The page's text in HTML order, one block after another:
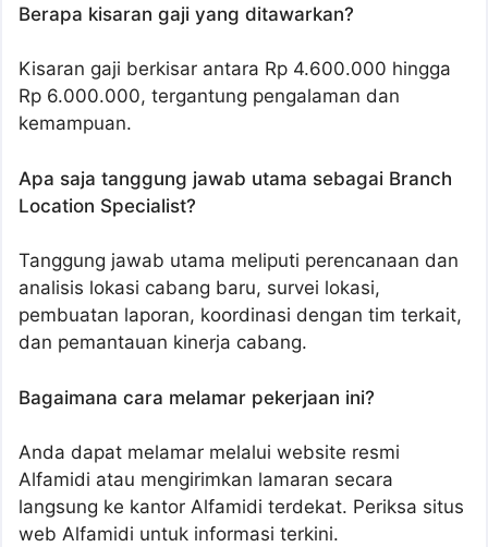
Berapa kisaran gaji yang ditawarkan?
Kisaran gaji berkisar antara Rp 4.600.000 hingga
Rp 6.000.000, tergantung pengalaman dan
kemampuan.
Apa saja tanggung jawab utama sebagai Branch
Location Specialist?
Tanggung jawab utama meliputi perencanaan dan
analisis lokasi cabang baru, survei lokasi,
pembuatan laporan, koordinasi dengan tim terkait,
dan pemantauan kinerja cabang.
Bagaimana cara melamar pekerjaan ini?
Anda dapat melamar melalui website resmi
Alfamidi atau mengirimkan lamaran secara
langsung ke kantor Alfamidi terdekat. Periksa situs
web Alfamidi untuk informasi terkini.